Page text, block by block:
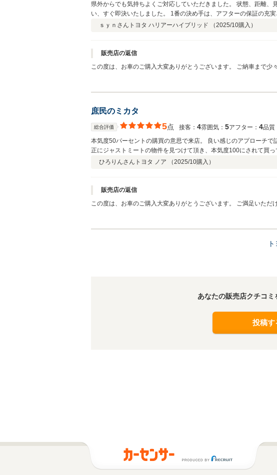
県外からでも気持ちよくご対応していただきました。 状態、距離
い、すぐ即決いたしました。 1番の決め手は、アフターの保証
ｓｙｎさん トヨタ ハリアーハイブリッド （2025/10購入）
販売店の返信
この度は、お車のご購入大変ありがとうございます。 ご納車まで
庶民のミカタ
総合評価 5点 接客： 4雰囲気： 5アフター： 4品質
本気度50パーセントの購買の意思で来店。 良い感じのアプローチで
正にジャストミートの物件を見つけて頂き、本気度100にされて
何年も楽しく仲良くやって行けそうです。
ひろりんさん トヨタ ノア （2025/10購入）
販売店の返信
この度は、お車のご購入大変ありがとうございます。 ご満足いた
あなたの販売店クチコミ
投稿す